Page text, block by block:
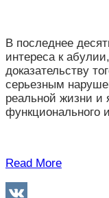
В последнее
интереса к
доказательству
серьезным
реальной жизни и
функционального
Read More